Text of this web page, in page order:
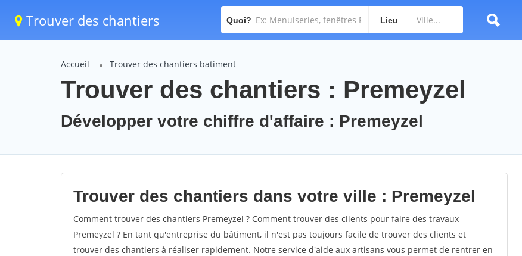
Trouver des chantiers Quoi? Lieu
Accueil Trouver des chantiers batiment
Trouver des chantiers : Premeyzel
Développer votre chiffre d'affaire : Premeyzel
Trouver des chantiers dans votre ville : Premeyzel
Comment trouver des chantiers Premeyzel ? Comment trouver des clients pour faire des travaux
Premeyzel ? En tant qu'entreprise du bâtiment, il n'est pas toujours facile de trouver des clients et
trouver des chantiers à réaliser rapidement. Notre service d'aide aux artisans vous permet de rentrer en